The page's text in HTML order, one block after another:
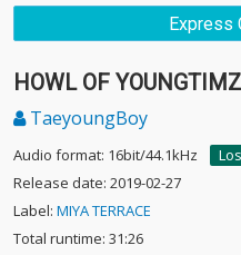
Express
HOWL OF YOUNGTIMZ
TaeyoungBoy
Audio format: 16bit/44.1kHz
Release date: 2019-02-27
Label: MIYA TERRACE
Total runtime: 31:26